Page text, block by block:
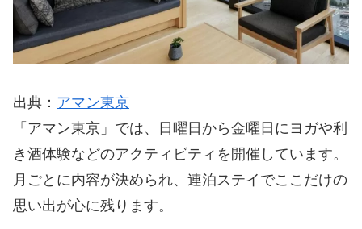
出典： アマン東京
「アマン東京」では、日曜日から金曜日にヨガや利
き酒体験などのアクティビティを開催しています。
月ごとに内容が決められ、連泊ステイでここだけの
思い出が心に残ります。